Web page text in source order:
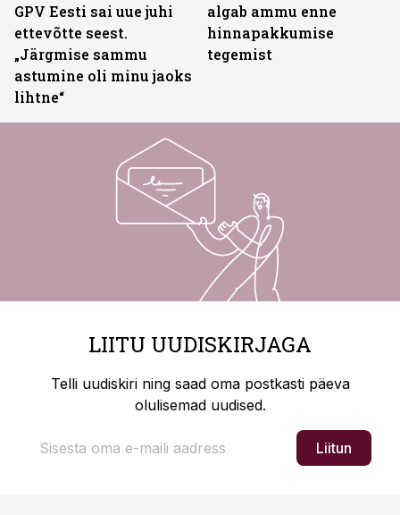
GPV Eesti sai uue juhi
ettevõtte seest.
„Järgmise sammu
astumine oli minu jaoks
lihtne“
algab ammu enne
hinnapakkumise
tegemist
LIITU UUDISKIRJAGA
Telli uudiskiri ning saad oma postkasti päeva
olulisemad uudised.
Liitun